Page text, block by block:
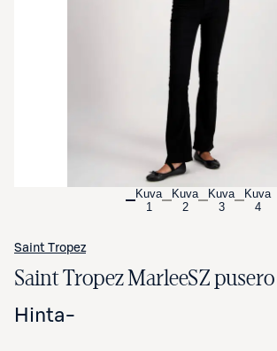
Avaa tuotekuva suurennettuna
Kuva
1
Kuva
2
Kuva
3
Kuva
4
Saint Tropez
Saint Tropez MarleeSZ pusero
Hinta-